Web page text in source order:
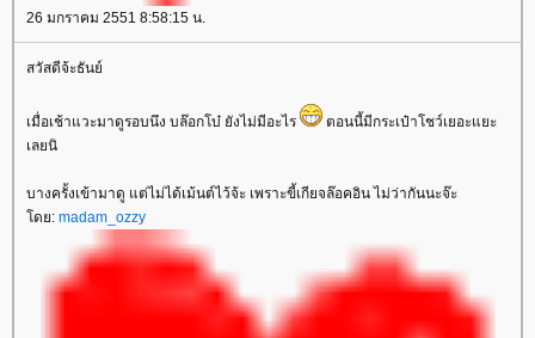
26 มกราคม 2551 8:58:15 น.
สวัสดีจ้ะธันย์
เมื่อเช้าแวะมาดูรอบนึง บล๊อกโบ๋ ยังไม่มีอะไร
ตอนนี้มีกระเป๋าโชว์เยอะแยะ
เลยนิ
บางครั้งเข้ามาดู แต่ไม่ได้เม้นต์ไว้จ้ะ เพราะขี้เกียจล๊อคอิน ไม่ว่ากันนะจ๊ะ
ดย: madam_ozzy